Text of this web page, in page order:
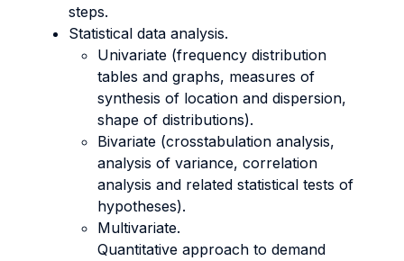
steps.
Statistical data analysis.
Univariate (frequency distribution
tables and graphs, measures of
synthesis of location and dispersion,
shape of distributions).
Bivariate (crosstabulation analysis,
analysis of variance, correlation
analysis and related statistical tests of
hypotheses).
Multivariate.
Quantitative approach to demand